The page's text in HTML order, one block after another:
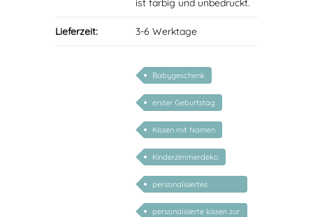
ist farbig und unbedruckt.
Lieferzeit: 3-6 Werktage
Babygeschenk
erster Geburtstag
Kissen mit Namen
Kinderzimmerdeko
personalisiertes
Geschenk Baby
personalisierte kissen zur